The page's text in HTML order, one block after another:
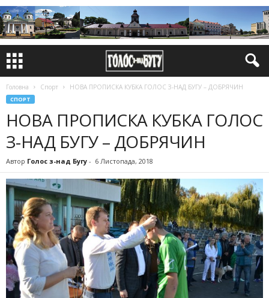
Головна Спорт НОВА ПРОПИСКА КУБКА ГОЛОС З-НАД БУГУ – ДОБРЯЧИН
СПОРТ
НОВА ПРОПИСКА КУБКА ГОЛОС
З-НАД БУГУ – ДОБРЯЧИН
Автор Голос з-над Бугу - 6 Листопада, 2018